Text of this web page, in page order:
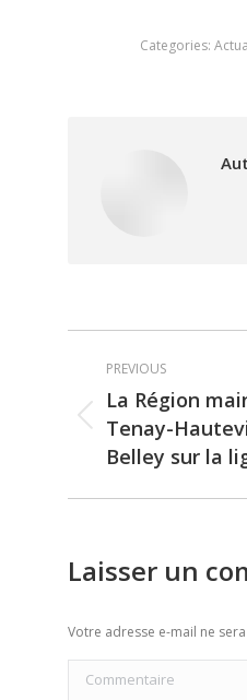
Categories:
Post
PREVIOUS
Previous
post:
La Région
Tenay-
Belley sur la
Laisser un
Votre adresse e-mail ne
Commentaire